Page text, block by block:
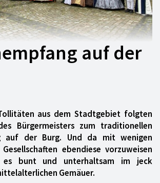
auf der
aus dem Stadtgebiet folgten
Bürgermeisters zum traditionellen
auf der Burg. Und da mit wenigen
ebendiese vorzuweisen
bunt und unterhaltsam im jeck
Gemäuer.